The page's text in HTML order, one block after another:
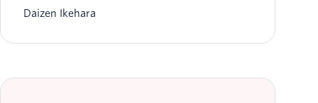
Daizen Ikehara